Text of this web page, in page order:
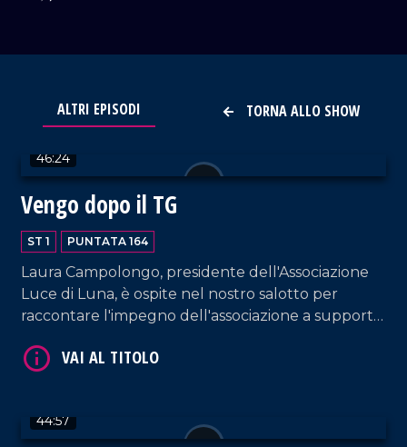
TORNA ALLO SHOW
ALTRI EPISODI
46:24
Vengo dopo il TG
ST 1 PUNTATA 164
Laura Campolongo, presidente dell'Associazione
Luce di Luna, è ospite nel nostro salotto per
raccontare l'impegno dell'associazione a supporto
genetiche rare, tra cui il progetto "Ospedali
fondatore del progetto.
44:57
VAI AL TITOLO